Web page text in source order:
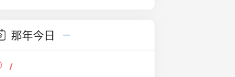
那年今日
/